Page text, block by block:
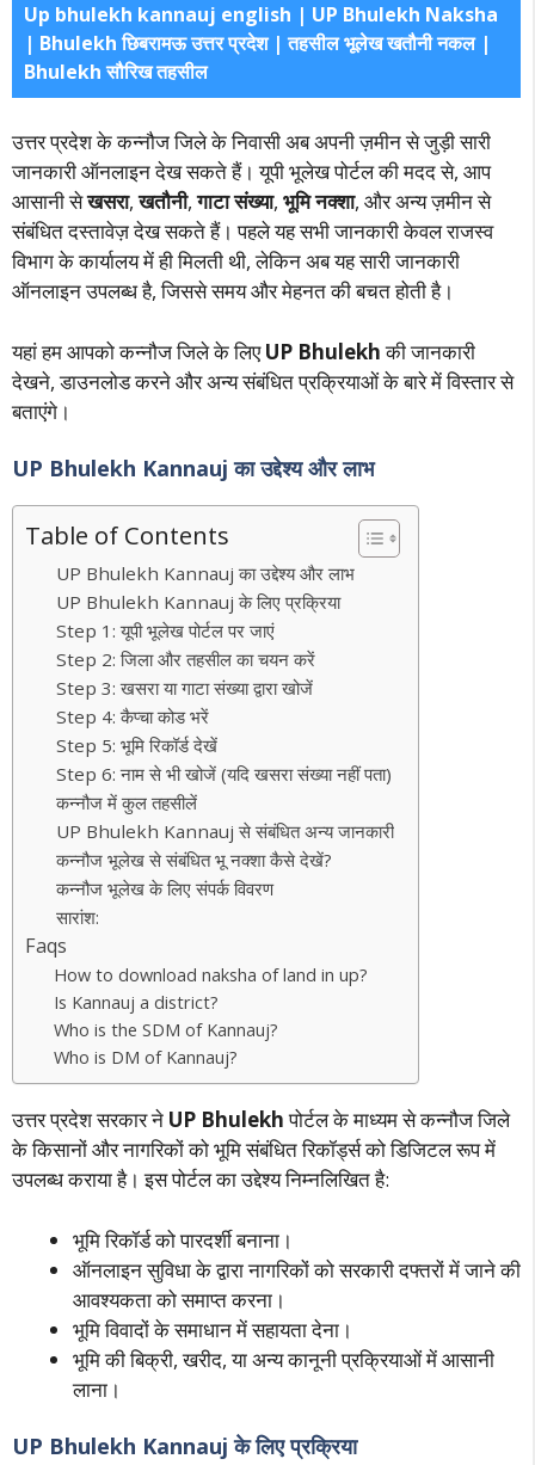
Up bhulekh kannauj english | UP Bhulekh Naksha
| Bhulekh छिबरामऊ उत्तर प्रदेश | तहसील भूलेख खतौनी नकल |
Bhulekh सौरिख तहसील
उत्तर प्रदेश के कन्नौज जिले के निवासी अब अपनी ज़मीन से जुड़ी सारी
जानकारी ऑनलाइन देख सकते हैं। यूपी भूलेख पोर्टल की मदद से, आप
आसानी सेखसरा,खतौनी,गाटा संख्या, भूमि नक्शा, और अन्य ज़मीन से
संबंधित दस्तावेज़ देख सकते हैं। पहले यह सभी जानकारी केवल राजस्व
विभाग के कार्यालय में ही मिलती थी, लेकिन अब यह सारी जानकारी
ऑनलाइन उपलब्ध है, जिससे समय और मेहनत की बचत होती है।
यहां हम आपको कन्नौज जिले के लिएUP Bhulekhकी जानकारी
देखने, डाउनलोड करने और अन्य संबंधित प्रक्रियाओं के बारे में विस्तार से
बताएंगे।
UP Bhulekh Kannauj का उद्देश्य और लाभ
Table of Contents
UP Bhulekh Kannauj का उद्देश्य और लाभ
UP Bhulekh Kannauj के लिए प्रक्रिया
Step 1: यूपी भूलेख पोर्टल पर जाएं
Step 2: जिला और तहसील का चयन करें
Step 3: खसरा या गाटा संख्या द्वारा खोजें
Step 4: कैप्चा कोड भरें
Step 5: भूमि रिकॉर्ड देखें
Step 6: नाम से भी खोजें (यदि खसरा संख्या नहीं पता)
कन्नौज में कुल तहसीलें
UP Bhulekh Kannauj से संबंधित अन्य जानकारी
कन्नौज भूलेख से संबंधित भू नक्शा कैसे देखें?
कन्नौज भूलेख के लिए संपर्क विवरण
सारांश:
Faqs
How to download naksha of land in up?
Is Kannauj a district?
Who is the SDM of Kannauj?
Who is DM of Kannauj?
उत्तर प्रदेश सरकार ने UP Bhulekhपोर्टल के माध्यम से कन्नौज जिले
के किसानों और नागरिकों को भूमि संबंधित रिकॉर्ड्स को डिजिटल रूप में
उपलब्ध कराया है। इस पोर्टल का उद्देश्य निम्नलिखित है:
भूमि रिकॉर्ड को पारदर्शी बनाना।
ऑनलाइन सुविधा के द्वारा नागरिकों को सरकारी दफ्तरों में जाने की
आवश्यकता को समाप्त करना।
भूमि विवादों के समाधान में सहायता देना।
भूमि की बिक्री, खरीद, या अन्य कानूनी प्रक्रियाओं में आसानी
लाना।
UP Bhulekh Kannauj के लिए प्रक्रिया